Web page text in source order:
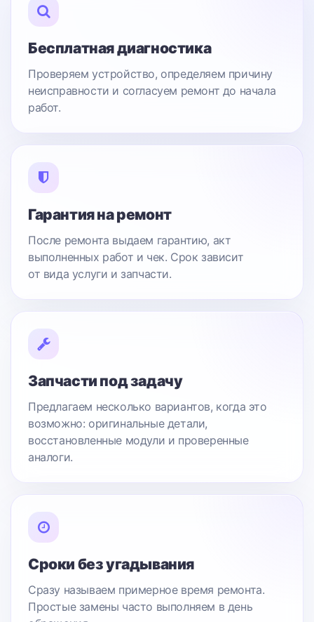
Бесплатная диагностика
Проверяем устройство, определяем причину
неисправности и согласуем ремонт до начала
работ.
Гарантия на ремонт
После ремонта выдаем гарантию, акт
выполненных работ и чек. Срок зависит
от вида услуги и запчасти.
Запчасти под задачу
Предлагаем несколько вариантов, когда это
возможно: оригинальные детали,
восстановленные модули и проверенные
аналоги.
Сроки без угадывания
Сразу называем примерное время ремонта.
Простые замены часто выполняем в день